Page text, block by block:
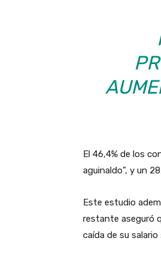
El 46,4% de los
aguinaldo”, y un
Este estudio
restante aseguró
caída de su salario